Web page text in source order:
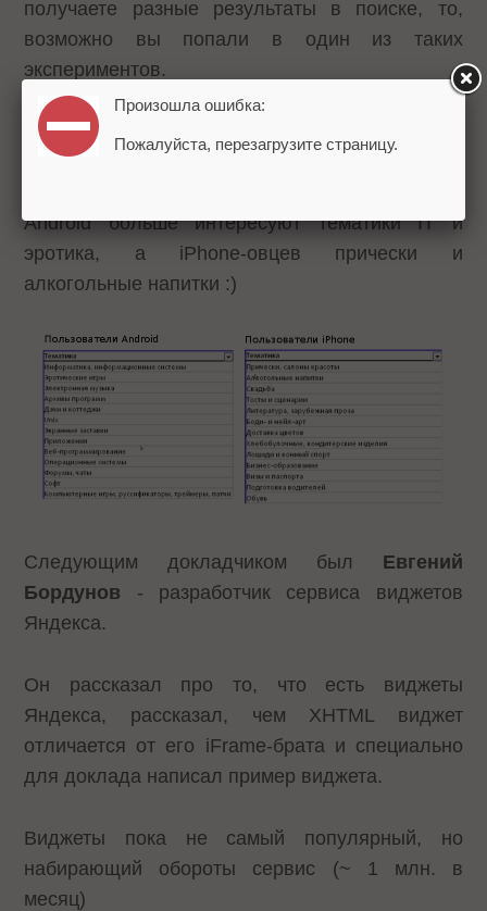
получаете разные результаты в поиске, то,
возможно вы попали в один из таких
экспериментов.
- Выделяют тематику запросов. Здесь смотрят,
какие запросы интересуют различные
Android больше интересуют тематики IT и
эротика, а iPhone-овцев прически и
алкогольные напитки :)
Следующим докладчиком был Евгений
Бордунов - разработчик сервиса виджетов
Яндекса.
Он рассказал про то, что есть виджеты
Яндекса, рассказал, чем XHTML виджет
отличается от его iFrame-брата и специально
для доклада написал пример виджета.
Виджеты пока не самый популярный, но
набирающий обороты сервис (~ 1 млн. в
месяц)
Произошла ошибка:
Пожалуйста, перезагрузите страницу.